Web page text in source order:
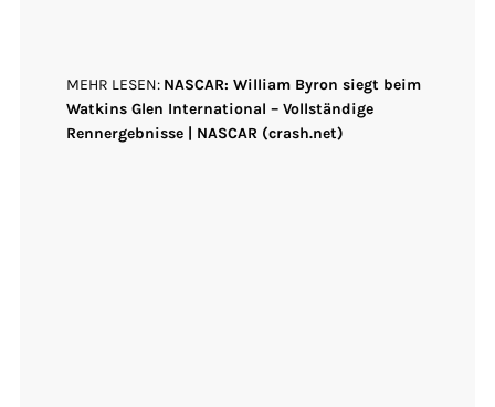
MEHR LESEN: NASCAR: William Byron siegt beim
Watkins Glen International – Vollständige
Rennergebnisse | NASCAR (crash.net)